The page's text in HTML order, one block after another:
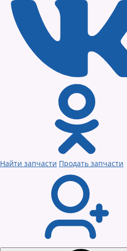
Найти запчасти Продать запчасти